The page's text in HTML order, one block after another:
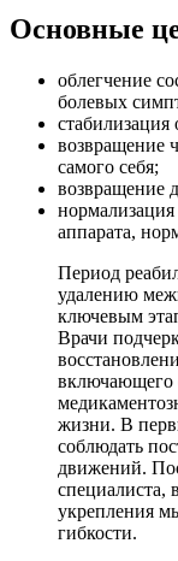
Основные
облегчение
болевых
стабилизация
возвращение
самого себя;
возвращение
аппарата,
Период
удалению
ключевым
Врачи
включающего
жизни. В
соблюдать
движений.
специалиста,
укрепления
гибкости.